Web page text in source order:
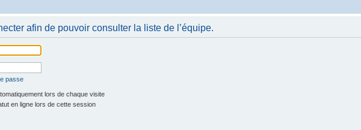
afin de pouvoir consulter la liste de l’équipe.
passe
lors de chaque visite
en ligne lors de cette session